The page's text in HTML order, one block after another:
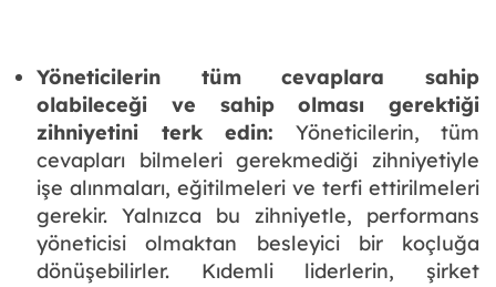
Yöneticilerin tüm cevaplara sahip
olabileceği ve sahip olması gerektiği
zihniyetini terk edin: Yöneticilerin, tüm
cevapları bilmeleri gerekmediği zihniyetiyle
işe alınmaları, eğitilmeleri ve terfi ettirilmeleri
gerekir. Yalnızca bu zihniyetle, performans
yöneticisi olmaktan besleyici bir koçluğa
dönüşebilirler. Kıdemli liderlerin, şirket